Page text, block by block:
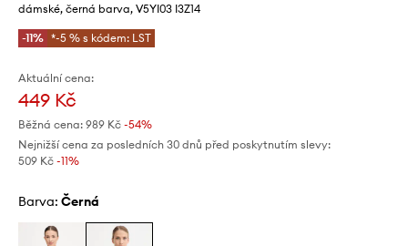
dámské, černá barva, V5YI03 I3Z14
-11% *-5 % s kódem: LST
Aktuální cena:
449 Kč
Běžná cena: 989 Kč -54%
Nejnižší cena za posledních 30 dnů před poskytnutím slevy:
509 Kč -11%
Barva: černá